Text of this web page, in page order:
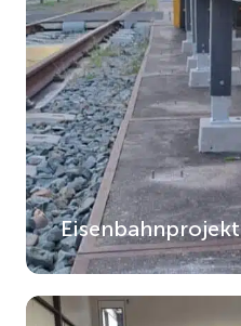
Eisenbahnprojekt